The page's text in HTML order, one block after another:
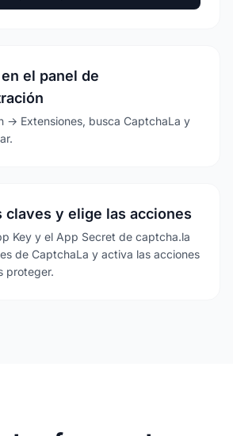
el panel de
→ Extensiones, busca CaptchaLa y
claves y elige las acciones
Key y el App Secret de captcha.la
de CaptchaLa y activa las acciones
proteger.